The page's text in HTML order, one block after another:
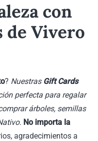
con
de Vivero
? Nuestras Gift Cards
perfecta para regalar
árboles, semillas
No importa la
agradecimientos a